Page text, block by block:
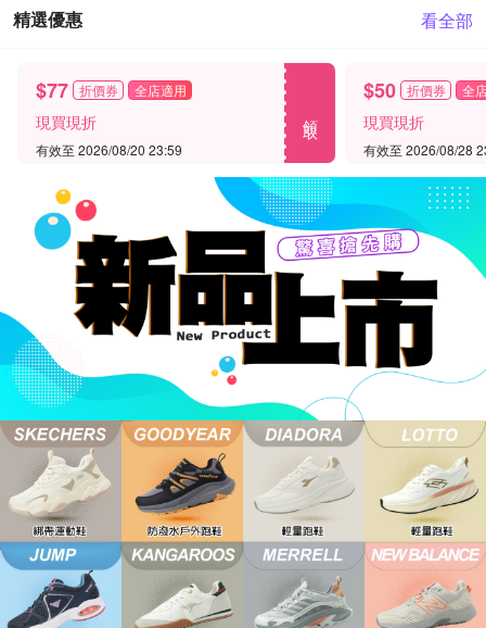
精選優惠 看全部
$77 折價券 全店適用
現買現折
有效至 2026/08/20 23:59
$50 折價券 全
現買現折
有效至 2026/08/28